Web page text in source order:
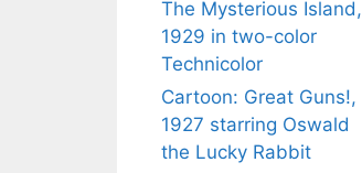
The Mysterious Island,
1929 in two-color
Technicolor
Cartoon: Great Guns!,
1927 starring Oswald
the Lucky Rabbit